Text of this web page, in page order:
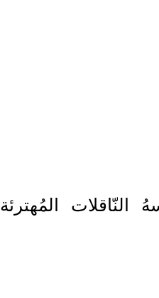
النّاقلات المُهترئة